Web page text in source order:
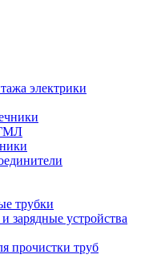
электрики
трубки
зарядные устройства
прочистки труб